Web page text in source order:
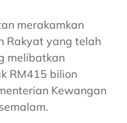
merakamkan
Rakyat yang telah
melibatkan
RM415 bilion
Kewangan